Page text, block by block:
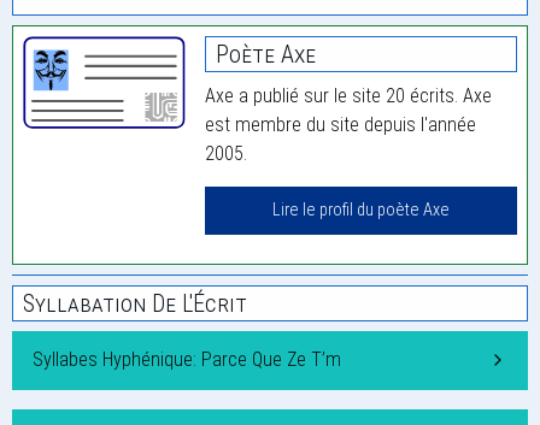
Poète Axe
Axe a publié sur le site 20 écrits. Axe
est membre du site depuis l'année
2005.
Lire le profil du poète Axe
Syllabation De L'Écrit
Syllabes Hyphénique: Parce Que Ze T’m